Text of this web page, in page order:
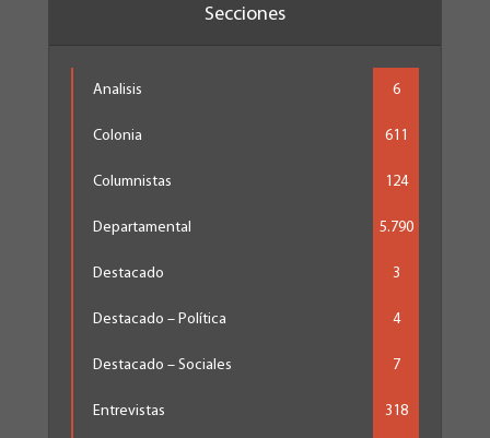
Secciones
Analisis 6
Colonia 611
Columnistas 124
Departamental 5.790
Destacado 3
Destacado – Política 4
Destacado – Sociales 7
Entrevistas 318